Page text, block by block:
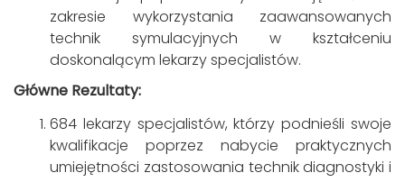
zakresie wykorzystania zaawansowanych
technik symulacyjnych w kształceniu
doskonalącym lekarzy specjalistów.
Główne Rezultaty:
684 lekarzy specjalistów, którzy podnieśli swoje
kwalifikacje poprzez nabycie praktycznych
umiejętności zastosowania technik diagnostyki i